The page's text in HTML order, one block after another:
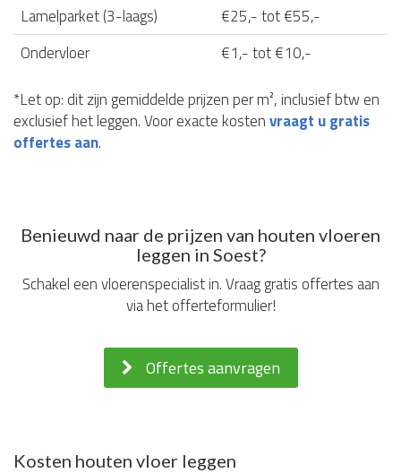
Lamelparket (3-laags)
€25,- tot €55,-
Ondervloer
€1,- tot €10,-
*Let op: dit zijn gemiddelde prijzen per m², inclusief btw en
exclusief het leggen. Voor exacte kostenvraagt u gratis
offertes aan.
Benieuwd naar de prijzen van houten vloeren
leggen in Soest?
Schakel een vloerenspecialist in. Vraag gratis offertes aan
via het offerteformulier!
Offertes aanvragen
Kosten houten vloer leggen